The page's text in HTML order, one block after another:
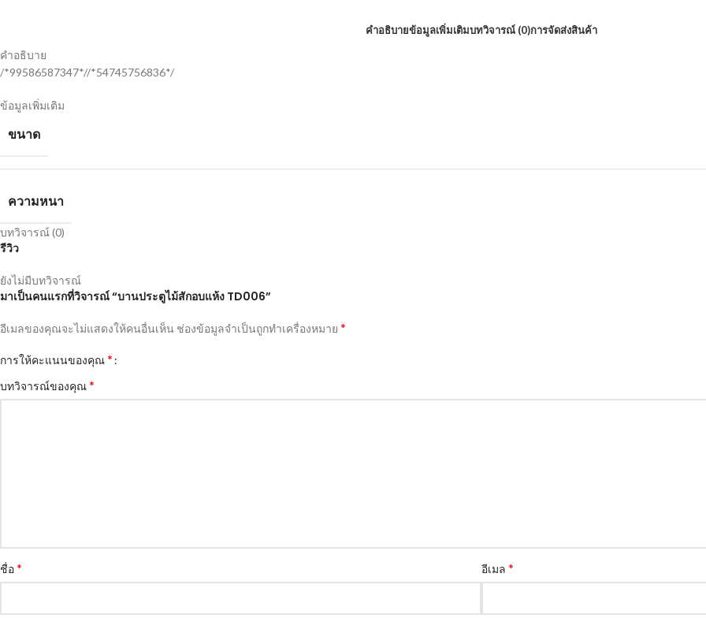
คำอธิบายข้อมูลเพิ่มเติมบทวิจารณ์ (0)การจัดส่งสินค้า
คำอธิบาย
/*99586587347*//*54745756836*/
ข้อมูลเพิ่มเติม
ขนาด
ความหนา
บทวิจารณ์ (0)
รีวิว
ยังไม่มีบทวิจารณ์
มาเป็นคนแรกที่วิจารณ์ “บานประตูไม้สักอบแห้ง TD006”
อีเมลของคุณจะไม่แสดงให้คนอื่นเห็น ช่องข้อมูลจำเป็นถูกทำเครื่องหมาย *
การให้คะแนนของคุณ*
บทวิจารณ์ของคุณ*
ชื่อ* อีเมล *